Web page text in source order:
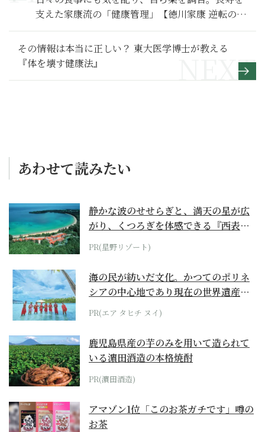
支えた家康流の「健康管理」【徳川家康 逆転の後
半生をひもとく】
その情報は本当に正しい？ 東大医学博士が教える
『体を壊す健康法』
あわせて読みたい
静かな波のせせらぎと、満天の星が広
がり、くつろぎを体感できる『西表島
ホテル by...
PR(星野リゾート)
海の民が紡いだ文化。かつてのポリネ
シアの中心地であり現在の世界遺産か
らみえてくる...
PR(エア タヒチ ヌイ)
鹿児島県産の芋のみを用いて造られて
いる濵田酒造の本格焼酎
PR(濵田酒造)
アマゾン1位「このお茶ガチです」噂の
お茶